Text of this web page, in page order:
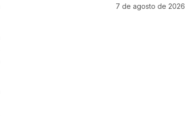
7 de agosto de 2026